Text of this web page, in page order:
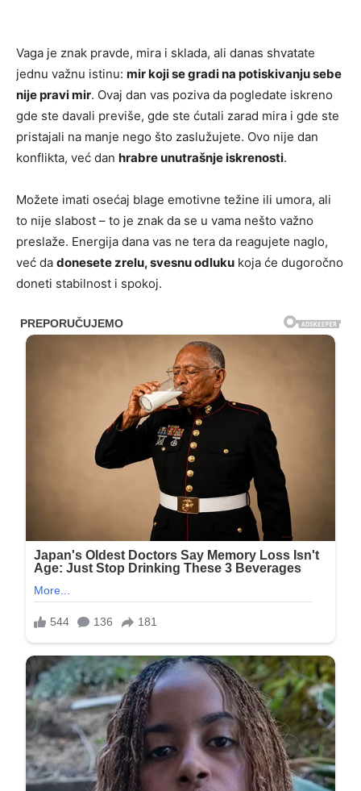
Vaga je znak pravde, mira i sklada, ali danas shvatate
jednu važnu istinu: mir koji se gradi na potiskivanju sebe
nije pravi mir. Ovaj dan vas poziva da pogledate iskreno
gde ste davali previše, gde ste ćutali zarad mira i gde ste
pristajali na manje nego što zaslužujete. Ovo nije dan
konflikta, već dan hrabre unutrašnje iskrenosti.
Možete imati osećaj blage emotivne težine ili umora, ali
to nije slabost – to je znak da se u vama nešto važno
preslaže. Energija dana vas ne tera da reagujete naglo,
već da donesete zrelu, svesnu odluku koja će dugoročno
doneti stabilnost i spokoj.